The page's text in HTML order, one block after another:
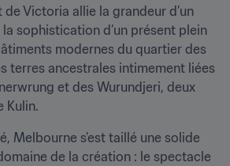
de Victoria allie la grandeur d’un
sophistication d’un présent plein
modernes du quartier des
terres ancestrales intimement liées
et des Wurundjeri, deux
Kulin.
Melbourne s’est taillé une solide
de la création : le spectacle